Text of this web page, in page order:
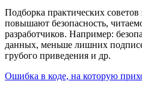
Подборка практических
повышают безопасность,
разработчиков. Например:
данных, меньше лишних
грубого приведения и др.
Ошибка в коде, на которую